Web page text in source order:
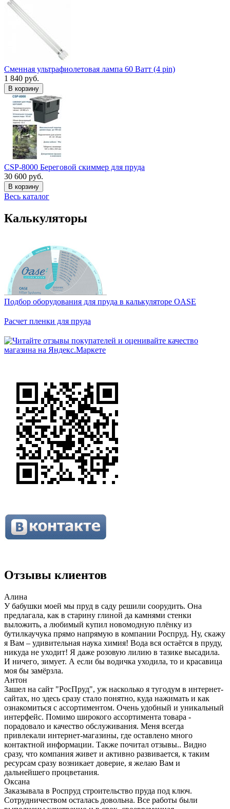
Сменная ультрафиолетовая лампа 60 Ватт (4 pin)
1 840 руб.
В корзину
CSP-8000 Береговой скиммер для пруда
30 600 руб.
В корзину
Весь каталог
Калькуляторы
Подбор оборудования для пруда в калькуляторе OASE
Расчет пленки для пруда
Отзывы клиентов
Алина
У бабушки моей мы пруд в саду решили соорудить. Она
предлагала, как в старину глиной да камнями стенки
выложить, а любимый купил новомодную плёнку из
бутилкаучука прямо напрямую в компании Роспруд. Ну, скажу
я Вам – удивительная наука химия! Вода вся остаётся в пруду,
никуда не уходит! Я даже розовую лилию в тазике высадила.
И ничего, зимует. А если бы водичка уходила, то и красавица
моя бы замёрзла.
Антон
Зашел на сайт "РосПруд", уж насколько я тугодум в интернет-
сайтах, но здесь сразу стало понятно, куда нажимать и как
ознакомиться с ассортиментом. Очень удобный и уникальный
интерфейс. Помимо широкого ассортимента товара -
порадовало и качество обслуживания. Меня всегда
привлекали интернет-магазины, где оставлено много
контактной информации. Также почитал отзывы.. Видно
сразу, что компания живет и активно развивается, к таким
ресурсам сразу возникает доверие, я желаю Вам и
дальнейшего процветания.
Оксана
Заказывала в Роспруд строительство пруда под ключ.
Сотрудничеством осталась довольна. Все работы были